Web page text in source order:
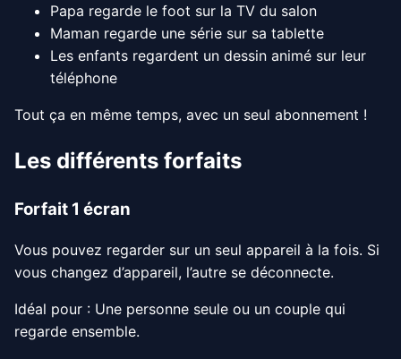
Papa regarde le foot sur la TV du salon
Maman regarde une série sur sa tablette
Les enfants regardent un dessin animé sur leur
téléphone
Tout ça en même temps, avec un seul abonnement !
Les différents forfaits
Forfait 1 écran
Vous pouvez regarder sur un seul appareil à la fois. Si
vous changez d’appareil, l’autre se déconnecte.
Idéal pour : Une personne seule ou un couple qui
regarde ensemble.